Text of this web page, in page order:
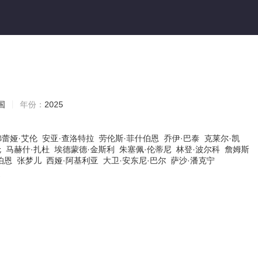
年份： 2025
蕾娅·艾伦 安亚·查洛特拉 劳伦斯·菲什伯恩 乔伊·巴泰 克莱尔·凯
马赫什·扎杜 埃德蒙德·金斯利 朱塞佩·伦蒂尼 林登·波尔科 詹姆斯
恩 张梦儿 西娅·阿基利亚 大卫·安东尼·巴尔 萨沙·潘克宁